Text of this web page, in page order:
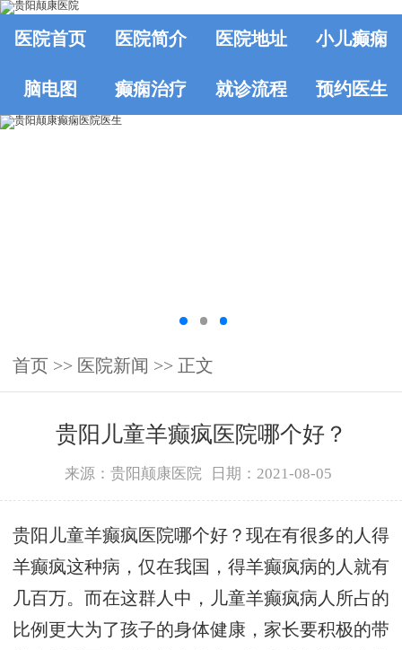
医院首页 医院简介 医院地址 小儿癫痫
脑电图 癫痫治疗 就诊流程 预约医生
首页 >> 医院新闻 >> 正文
贵阳儿童羊癫疯医院哪个好？
来源：贵阳颠康医院 日期：2021-08-05
贵阳儿童羊癫疯医院哪个好？现在有很多的人得
羊癫疯这种病，仅在我国，得羊癫疯病的人就有
几百万。而在这群人中，儿童羊癫疯病人所占的
比例更大为了孩子的身体健康，家长要积极的带